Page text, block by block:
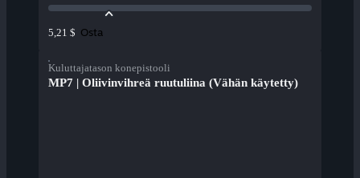
5,21 $ Osta
Kuluttajatason konepistooli
MP7 | Oliivinvihreä ruutuliina (Vähän käytetty)